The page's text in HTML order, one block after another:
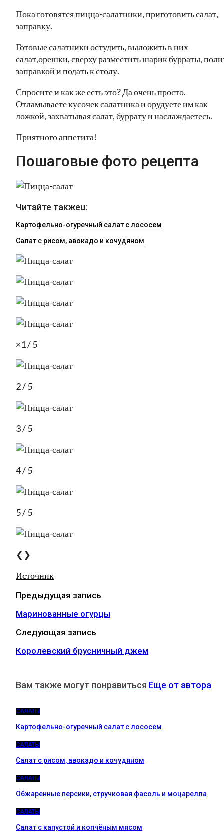
Пока готовятся пицца-салатники, приготовить салат,
заправку.
Готовые салатники остудить, выложить в них
салат,орешки, сверху разместить шарик бурраты,
заправкой и подать к столу.
Спросите и как же есть это? Да очень просто.
Отламываете кусочек салатника и орудуете им как
ложкой, захватывая салат, буррату и наслаждаетесь.
Приятного аппетита!
Пошаговые фото рецепта
Читайте такжеu:
Картофельно-огуречный салат с лососем
Салат с рисом, авокадо и кочудяном
×1 / 5
2 / 5
3 / 5
4 / 5
5 / 5
❮❯
Источник
Предыдущая запись
Маринованные огурцы
Следующая запись
Королевский брусничный джем
Вам также могут понравиться Еще от автора
САЛАТЫ
Картофельно-огуречный салат с лососем
САЛАТЫ
Салат с рисом, авокадо и кочудяном
САЛАТЫ
Обжаренные персики, стручковая фасоль и моцарелла
САЛАТЫ
Салат с капустой и копчёным мясом